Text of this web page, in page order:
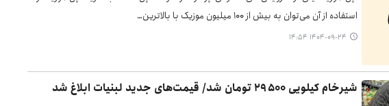
استفاده از آن می‌توان به بیش از 100 میلیون موزیک با بالاترین…
۱۴۰۴-۰۹-۲۴ ۱۴:۵۴
شیرخام کیلویی ۲۹ ۵۰۰ تومان شد/ قیمت‌های جدید لبنیات ابلاغ شد